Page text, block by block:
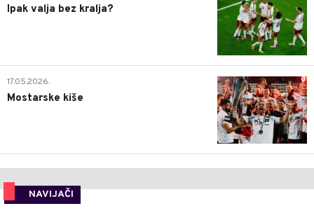
Ipak valja bez kralja?
0
17.05.2026.
Mostarske kiše
NAVIJAČI